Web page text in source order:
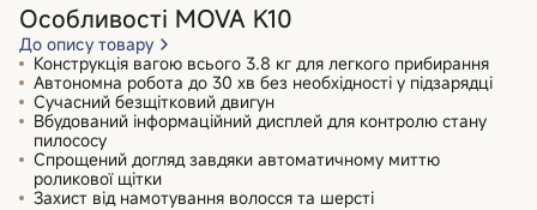
Особливості MOVA K10
До опису товару
Конструкція вагою всього 3.8 кг для легкого прибирання
Автономна робота до 30 хв без необхідності у підзарядці
Сучасний безщітковий двигун
Вбудований інформаційний дисплей для контролю стану
пилососу
Спрощений догляд завдяки автоматичному миттю
роликової щітки
Захист від намотування волосся та шерсті